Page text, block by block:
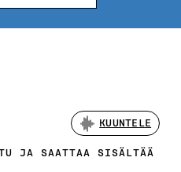
KUUNTELE
JA SAATTAA SISÄLTÄÄ